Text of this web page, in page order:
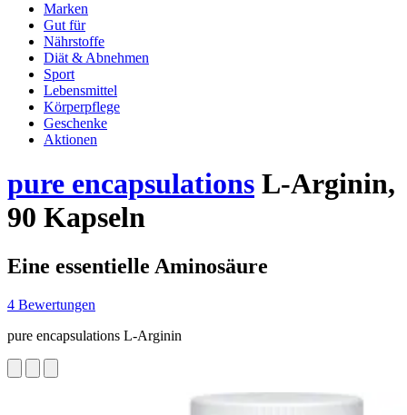
Marken
Gut für
Nährstoffe
Diät & Abnehmen
Sport
Lebensmittel
Körperpflege
Geschenke
Aktionen
pure encapsulations L-Arginin,
90 Kapseln
Eine essentielle Aminosäure
4 Bewertungen
pure encapsulations L-Arginin